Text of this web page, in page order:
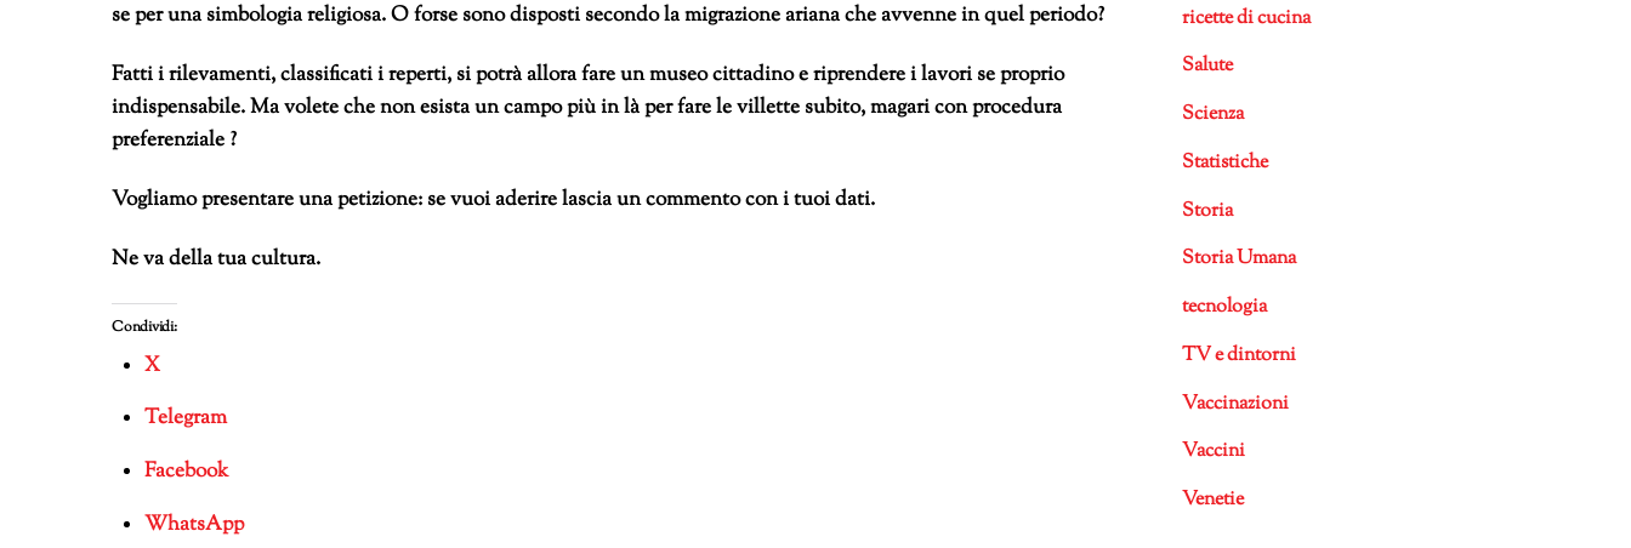
se per una simbologia religiosa. O forse sono disposti secondo la migrazione ariana che avvenne in quel periodo?
Fatti i rilevamenti, classificati i reperti, si potrà allora fare un museo cittadino e riprendere i lavori se proprio
indispensabile. Ma volete che non esista un campo più in là per fare le villette subito, magari con procedura
preferenziale ?
Vogliamo presentare una petizione: se vuoi aderire lascia un commento con i tuoi dati.
Ne va della tua cultura.
Condividi:
X
Telegram
Facebook
WhatsApp
ricette di cucina
Salute
Scienza
Statistiche
Storia
Storia Umana
tecnologia
TV e dintorni
Vaccinazioni
Vaccini
Venetie